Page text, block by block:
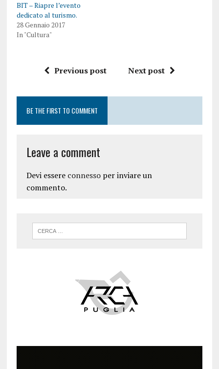
BIT – Riapre l’evento
dedicato al turismo.
28 Gennaio 2017
In "Cultura"
Previous post Next post
BE THE FIRST TO COMMENT
Leave a comment
Devi essere connessoper inviare un
commento.